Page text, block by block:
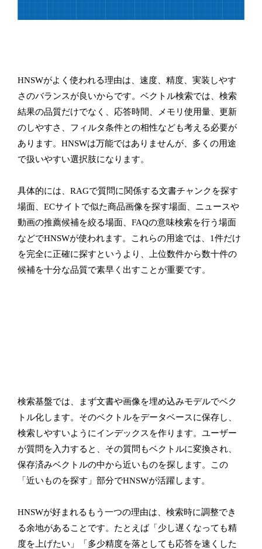
HNSWがよく使われる理由は、速度、精度、実装しやす
さのバランスが良いからです。ベクトル検索では、検索
結果の品質だけでなく、応答時間、メモリ使用量、更新
のしやすさ、フィルタ条件との相性なども考える必要が
あります。HNSWは万能ではありませんが、多くの用途
で扱いやすい選択肢になります。
具体的には、RAGで質問に関係する文書チャンクを探す
場面、ECサイトで似た商品画像を探す場面、ニュースや
動画の推薦候補を絞る場面、FAQの意味検索を行う場面
などでHNSWが使われます。これらの用途では、1件だけ
を完全に正確に探すというより、上位数件から数十件の
候補を十分な品質で素早く出すことが重要です。
検索基盤では、まず文書や画像を埋め込みモデルでベク
トル化します。そのベクトルをデータベースに保存し、
検索しやすいようにインデックスを作ります。ユーザー
が質問を入力すると、その質問もベクトルに変換され、
保存済みベクトルの中から近いものを探します。この
「近いものを探す」部分でHNSWが活躍します。
HNSWが好まれるもう一つの理由は、検索時に調整でき
る余地があることです。たとえば「少し遅くなっても精
度を上げたい」「多少精度を落としても応答を速くした